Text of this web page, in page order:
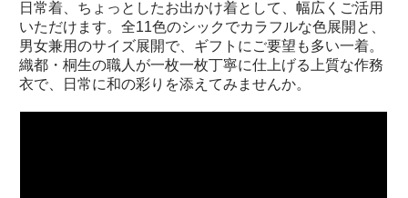
日常着、ちょっとしたお出かけ着として、幅広くご活用
いただけます。全11色のシックでカラフルな色展開と、
男女兼用のサイズ展開で、ギフトにご要望も多い一着。
織都・桐生の職人が一枚一枚丁寧に仕上げる上質な作務
衣で、日常に和の彩りを添えてみませんか。